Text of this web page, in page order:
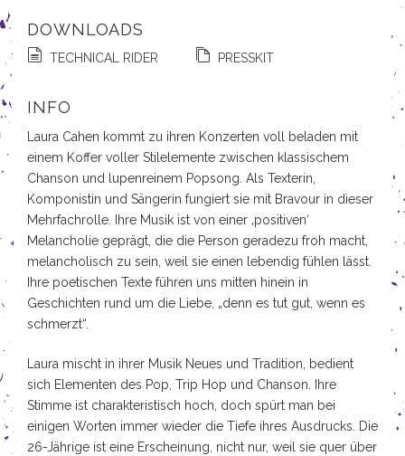
DOWNLOADS
TECHNICAL RIDER PRESSKIT
INFO
Laura Cahen kommt zu ihren Konzerten voll beladen mit
einem Koffer voller Stilelemente zwischen klassischem
Chanson und lupenreinem Popsong. Als Texterin,
Komponistin und Sängerin fungiert sie mit Bravour in dieser
Mehrfachrolle. Ihre Musik ist von einer ‚positiven‘
Melancholie geprägt, die die Person geradezu froh macht,
melancholisch zu sein, weil sie einen lebendig fühlen lässt.
Ihre poetischen Texte führen uns mitten hinein in
Geschichten rund um die Liebe, „denn es tut gut, wenn es
schmerzt“.
Laura mischt in ihrer Musik Neues und Tradition, bedient
sich Elementen des Pop, Trip Hop und Chanson. Ihre
Stimme ist charakteristisch hoch, doch spürt man bei
einigen Worten immer wieder die Tiefe ihres Ausdrucks. Die
26-Jährige ist eine Erscheinung, nicht nur, weil sie quer über